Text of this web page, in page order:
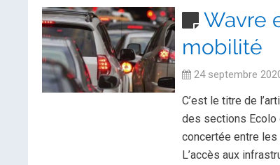
Wavre
mobilité
24 septembre
C’est le titre de
des sections Ecolo
concertée entre les
L’accès aux